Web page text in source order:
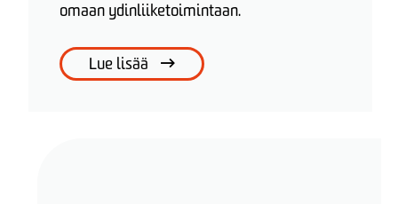
omaan ydinliiketoimintaan.
Lue lisää